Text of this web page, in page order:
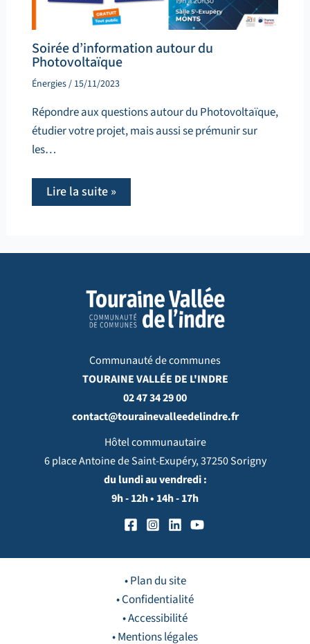
Soirée d’information autour du
Photovoltaïque
Énergies/ 15/11/2023
Répondre aux questions autour du Photovoltaïque,
étudier votre projet, mais aussi se prémunir sur
les…
Lire la suite »
Communauté de communes
TOURAINE VALLÉE DE L'INDRE
02 47 34 29 00
contact@tourainevalleedelindre.fr
Hôtel communautaire
6 place Antoine de Saint-Exupéry, 37250 Sorigny
du lundi au vendredi :
9h - 12h • 14h - 17h
• Plan du site
• Confidentialité
• Accessibilité
• Mentions légales